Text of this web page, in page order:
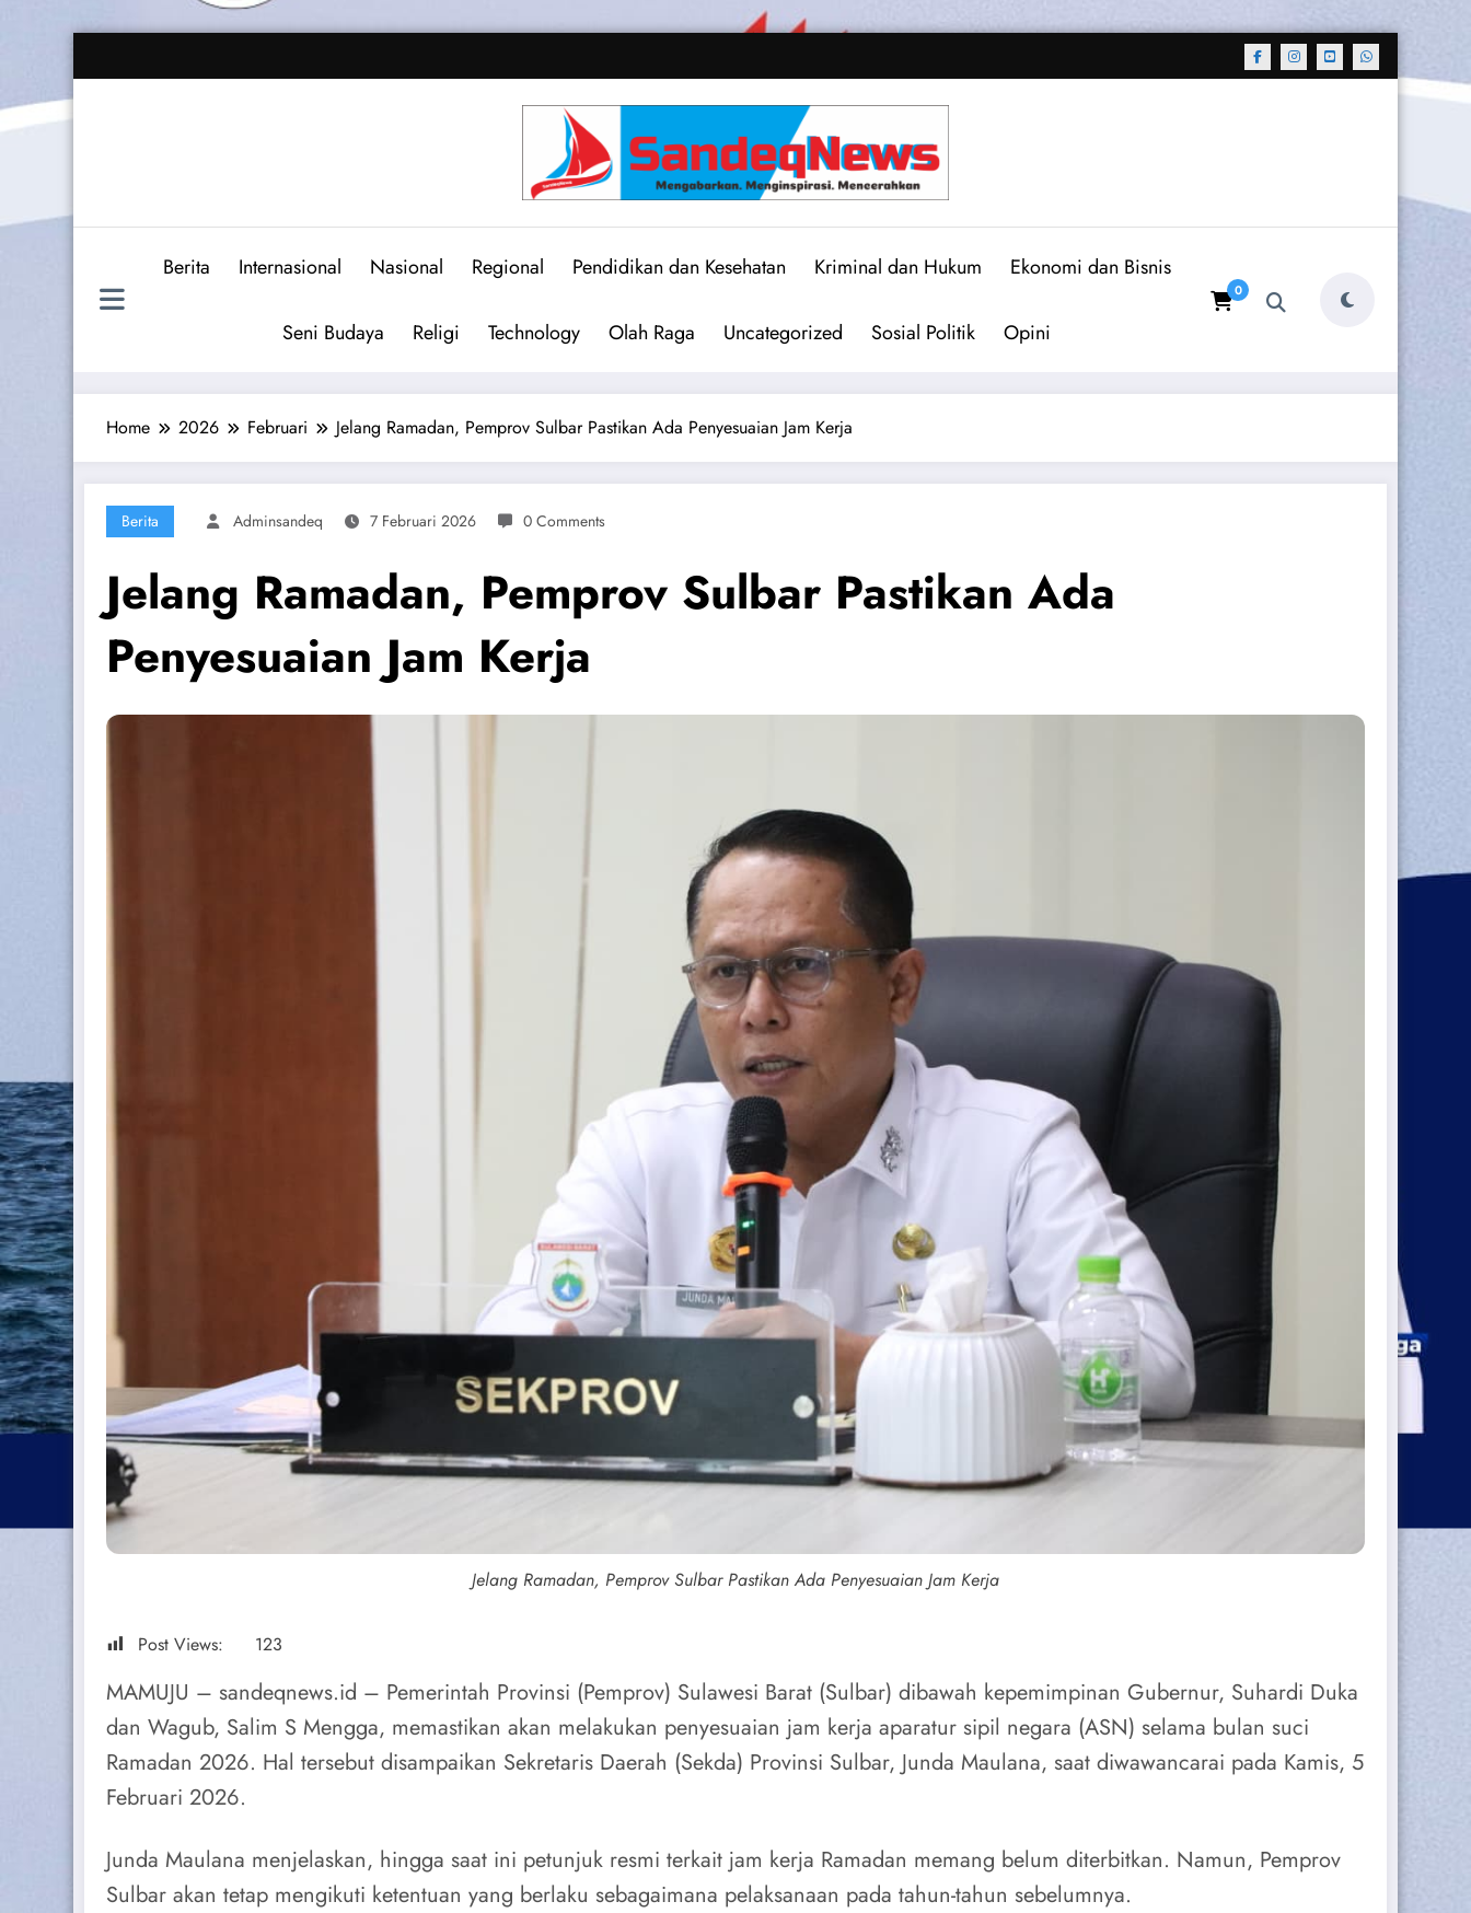
to
content
Berita Internasional Nasional Regional Pendidikan dan Kesehatan Kriminal dan Hukum Ekonomi dan Bisnis
Seni Budaya Religi Technology Olah Raga Uncategorized Sosial Politik Opini
0
Home 2026 Februari Jelang Ramadan, Pemprov Sulbar Pastikan Ada Penyesuaian Jam Kerja
Berita Adminsandeq 7 Februari 2026 0 Comments
Jelang Ramadan, Pemprov Sulbar Pastikan Ada
Penyesuaian Jam Kerja
Jelang Ramadan, Pemprov Sulbar Pastikan Ada Penyesuaian Jam Kerja
Post Views: 123
MAMUJU – sandeqnews.id – Pemerintah Provinsi (Pemprov) Sulawesi Barat (Sulbar) dibawah kepemimpinan Gubernur, Suhardi Duka
dan Wagub, Salim S Mengga, memastikan akan melakukan penyesuaian jam kerja aparatur sipil negara (ASN) selama bulan suci
Ramadan 2026. Hal tersebut disampaikan Sekretaris Daerah (Sekda) Provinsi Sulbar, Junda Maulana, saat diwawancarai pada Kamis, 5
Februari 2026.
Junda Maulana menjelaskan, hingga saat ini petunjuk resmi terkait jam kerja Ramadan memang belum diterbitkan. Namun, Pemprov
Sulbar akan tetap mengikuti ketentuan yang berlaku sebagaimana pelaksanaan pada tahun-tahun sebelumnya.